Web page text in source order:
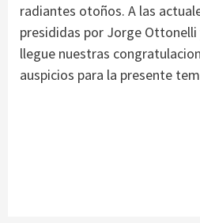
radiantes otoños. A las
presididas por Jorge
llegue nuestras
auspicios para la presente